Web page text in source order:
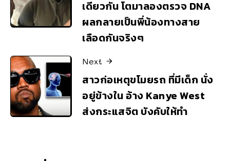
เดียวกัน โตมาลองตรวจ DNA
ผลกลายเป็นพี่น้องทางสาย
เลือดกันจริงๆ
Next
สาวก่อเหตุขโมยรถ ที่มีเด็ก นั่ง
อยู่ข้างใน อ้าง Kanye West
ส่งกระแสจิต บังคับให้ทำ